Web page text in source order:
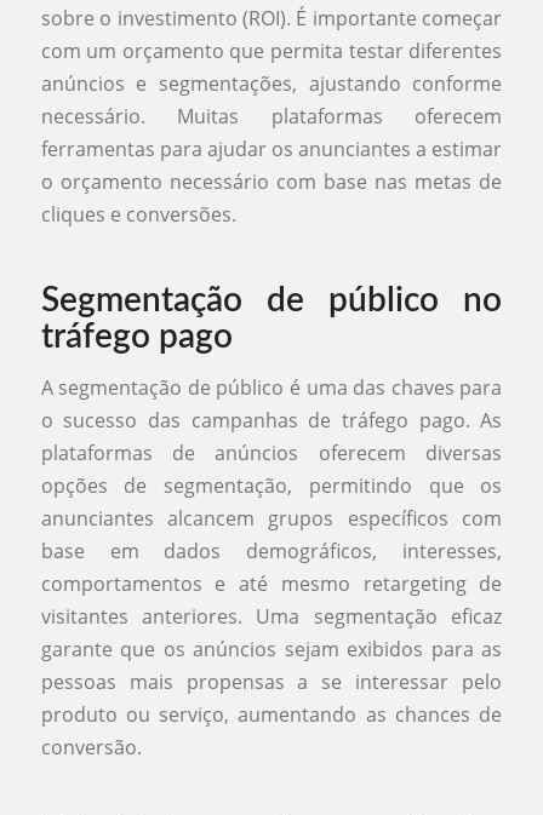
sobre o investimento (ROI). É importante começar
com um orçamento que permita testar diferentes
anúncios e segmentações, ajustando conforme
necessário. Muitas plataformas oferecem
ferramentas para ajudar os anunciantes a estimar
o orçamento necessário com base nas metas de
cliques e conversões.
Segmentação de público no
tráfego pago
A segmentação de público é uma das chaves para
o sucesso das campanhas de tráfego pago. As
plataformas de anúncios oferecem diversas
opções de segmentação, permitindo que os
anunciantes alcancem grupos específicos com
base em dados demográficos, interesses,
comportamentos e até mesmo retargeting de
visitantes anteriores. Uma segmentação eficaz
garante que os anúncios sejam exibidos para as
pessoas mais propensas a se interessar pelo
produto ou serviço, aumentando as chances de
conversão.